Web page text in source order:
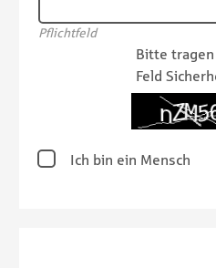
Pflichtfeld
Bitte tragen
Feld
Ich bin ein Mensch